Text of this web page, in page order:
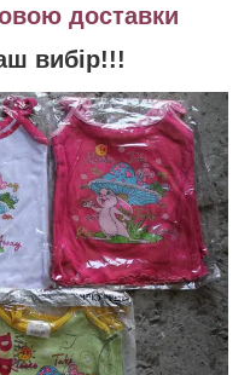
доставки
вибір!!!